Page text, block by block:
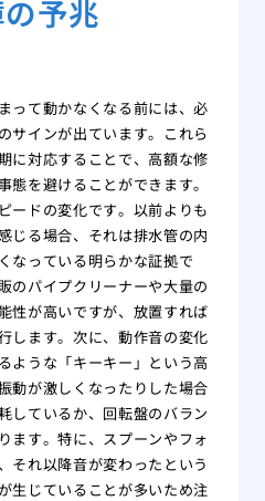
予兆
って動かなくなる前には、必
サインが出ています。これら
に対応することで、高額な修
を避けることができます。
ードの変化です。以前よりも
じる場合、それは排水管の内
なっている明らかな証拠で
のパイプクリーナーや大量の
性が高いですが、放置すれば
します。次に、動作音の変化
ような「キーキー」という高
動が激しくなったりした場合
しているか、回転盤のバラン
ます。特に、スプーンやフォ
それ以降音が変わったという
生じていることが多いため注